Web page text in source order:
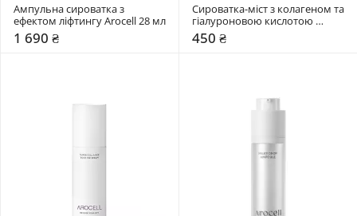
Ампульна сироватка з
ефектом ліфтингу Arocell 28 мл
1 690 ₴
Сироватка-міст з колагеном та
гіалуроновою кислотою
Arocell 30 мл
450 ₴